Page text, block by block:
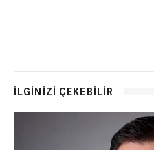
İLGİNİZİ ÇEKEBİLİR